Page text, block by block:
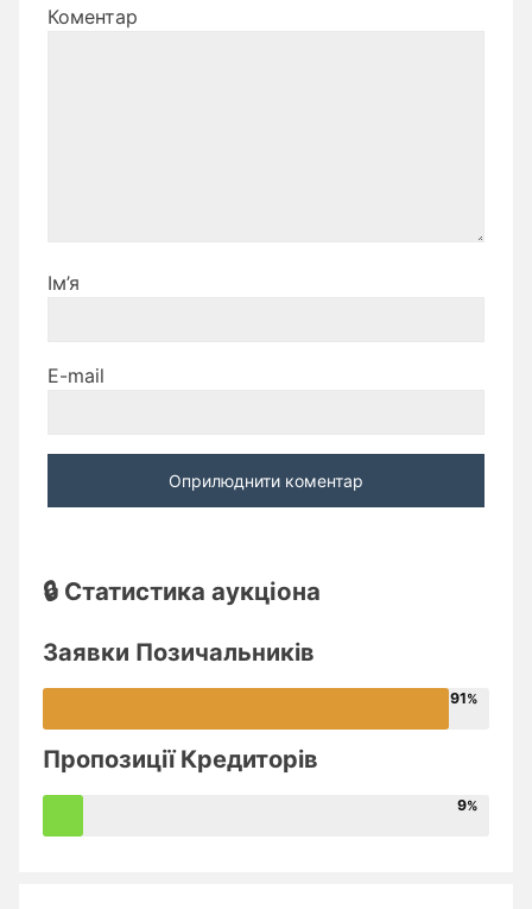
Коментар
Ім’я
E-mail
🔒 Статистика аукціона
Заявки Позичальників
91
Пропозиції Кредиторів
9